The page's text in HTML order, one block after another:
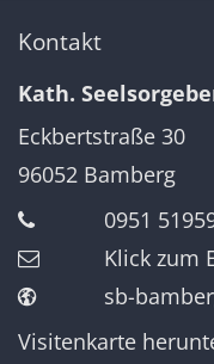
Kontakt
Kath.
Eckbertstraße 30
96052 Bamberg
0951
Klick zum
sb-
Visitenkarte